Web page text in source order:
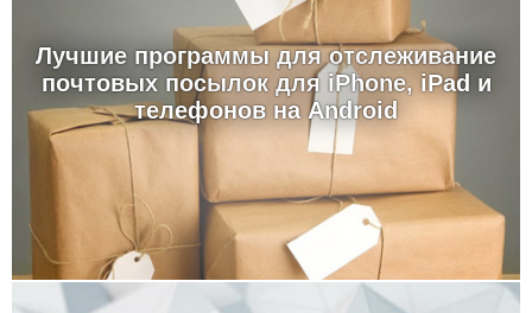
Лучшие программы для отслеживание
почтовых посылок для iPhone, iPad и
телефонов на Android